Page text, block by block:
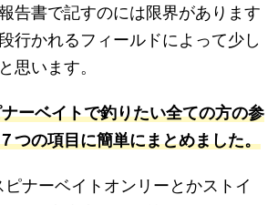
率でバスを釣っていくことができるから。でも、初心者の方が『最
も釣れる気がし...
告書で記すのには限界があります
行かれるフィールドによって少し
思います。
ーベイトで釣りたい全ての方の参
つの項目に簡単にまとめました。
ピナーベイトオンリーとかストイ